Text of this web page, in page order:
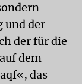
und der
der für die
dem
das